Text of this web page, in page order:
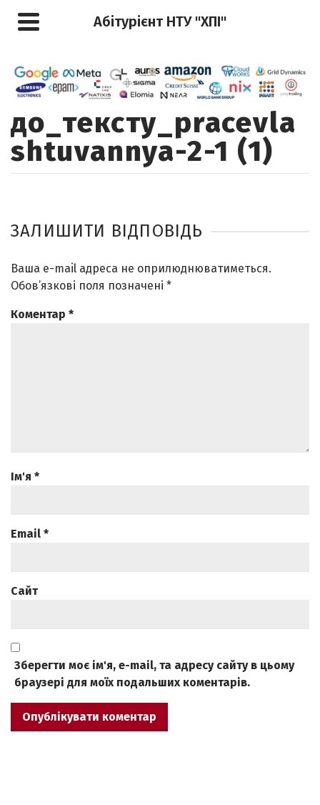
Абітурієнт НТУ "ХПІ"
до_тексту_pracevla
shtuvannya-2-1 (1)
ЗАЛИШИТИ ВІДПОВІДЬ
Ваша e-mail адреса не оприлюднюватиметься.
Обов’язкові поля позначені *
Коментар *
Ім'я *
Email *
Сайт
Зберегти моє ім'я, e-mail, та адресу сайту в цьому
браузері для моїх подальших коментарів.